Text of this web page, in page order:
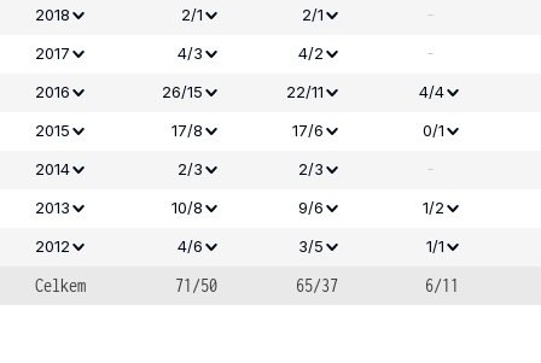
2018 2/1 2/1 -
2017 4/3 4/2 -
2016 26/15 22/11
4/4
2015
17/8 17/6
0/1
2014
2/3 2/3 -
2013 10/8 9/6
1/2
2012
4/6 3/5 1/1
Celkem 71/50 65/37 6/11